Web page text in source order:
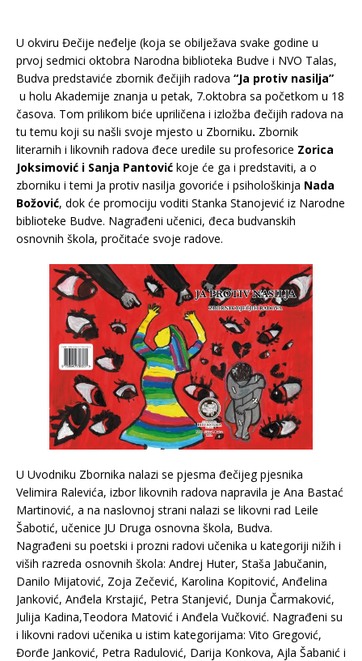
U okviru Đečije neđelje (koja se obilježava svake godine u
prvoj sedmici oktobra Narodna biblioteka Budve i NVO Talas,
Budva predstaviće zbornik đečijih radova “Ja protiv nasilja”
u holu Akademije znanja u petak, 7.oktobra sa početkom u 18
časova. Tom prilikom biće upriličena i izložba đečijih radova na
tu temu koji su našli svoje mjesto u Zborniku. Zbornik
literarnih i likovnih radova đece uredile su profesorice Zorica
Joksimović i Sanja Pantović koje će ga i predstaviti, a o
zborniku i temi Ja protiv nasilja govoriće i psihološkinja Nada
Božović, dok će promociju voditi Stanka Stanojević iz Narodne
biblioteke Budve. Nagrađeni učenici, đeca budvanskih
osnovnih škola, pročitaće svoje radove.
U Uvodniku Zbornika nalazi se pjesma đečijeg pjesnika
Velimira Ralevića, izbor likovnih radova napravila je Ana Bastać
Martinović, a na naslovnoj strani nalazi se likovni rad Leile
Šabotić, učenice JU Druga osnovna škola, Budva.
Nagrađeni su poetski i prozni radovi učenika u kategoriji nižih i
viših razreda osnovnih škola: Andrej Huter, Staša Jabučanin,
Danilo Mijatović, Zoja Zečević, Karolina Kopitović, Anđelina
Janković, Anđela Krstajić, Petra Stanjević, Dunja Čarmaković,
Julija Kadina,Teodora Matović i Anđela Vučković. Nagrađeni su
i likovni radovi učenika u istim kategorijama: Vito Gregović,
Đorđe Janković, Petra Radulović, Darija Konkova, Ajla Šabanić i